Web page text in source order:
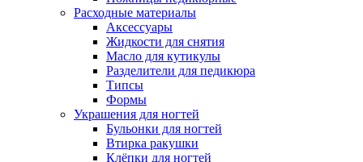
Расходные материалы
Аксессуары
Жидкости для снятия
Масло для кутикулы
Разделители для педикюра
Типсы
Формы
Украшения для ногтей
Бульонки для ногтей
Втирка ракушки
Клёпки для ногтей